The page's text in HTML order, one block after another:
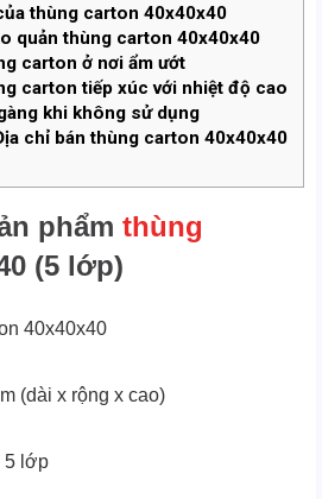
thùng carton 40x40x40
quản thùng carton 40x40x40
carton ở nơi ẩm ướt
carton tiếp xúc với nhiệt độ cao
khi không sử dụng
chỉ bán thùng carton 40x40x40
phẩm thùng
(5 lớp)
40x40x40
(dài x rộng x cao)
5 lớp